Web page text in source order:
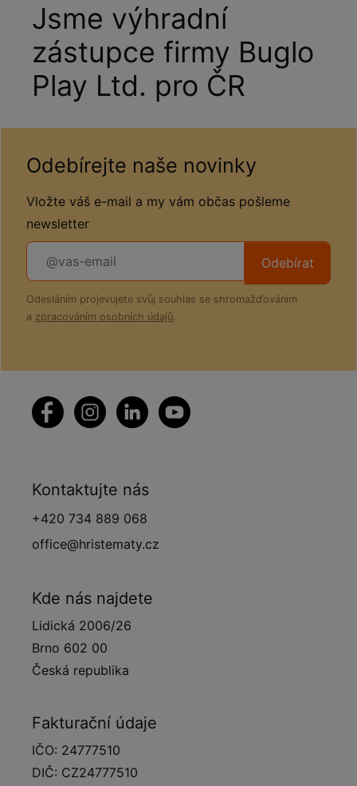
Jsme výhradní
zástupce firmy Buglo
Play Ltd. pro ČR
Odebírejte naše novinky
Vložte váš e-mail a my vám občas pošleme
newsletter
Odebírat
Odesláním projevujete svůj souhlas se shromažďováním
a zpracováním osobních údajů.
Kontaktujte nás
+420 734 889 068
office@hristematy.cz
Kde nás najdete
Lidická 2006/26
Brno 602 00
Česká republika
Fakturační údaje
IČO: 24777510
DIČ: CZ24777510